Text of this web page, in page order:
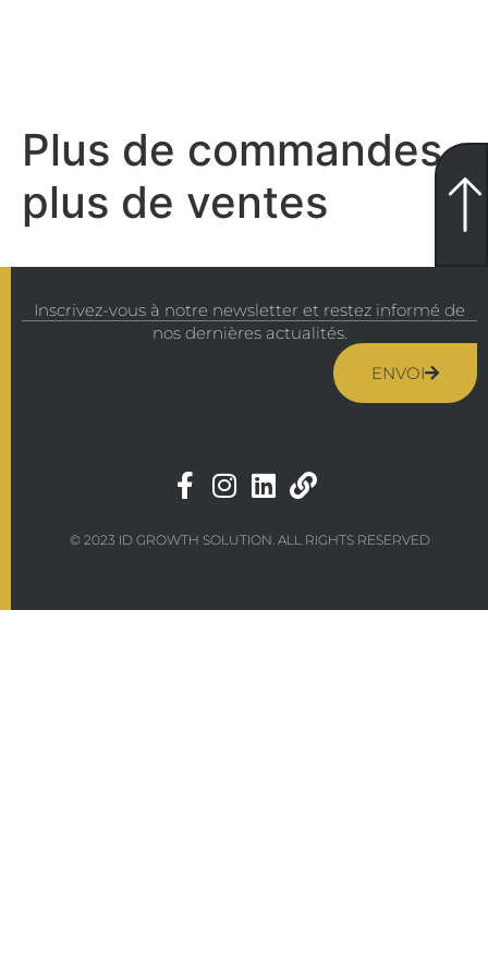
Plus de commandes,
plus de ventes
© 2023 ID GROWTH SOLUTION. ALL RIGHTS RESERVED
Inscrivez-vous à notre newsletter et restez informé de
nos dernières actualités.
ENVOI